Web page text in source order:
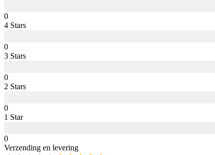
0
4 Stars
0
3 Stars
0
2 Stars
0
1 Star
0
Verzending en levering